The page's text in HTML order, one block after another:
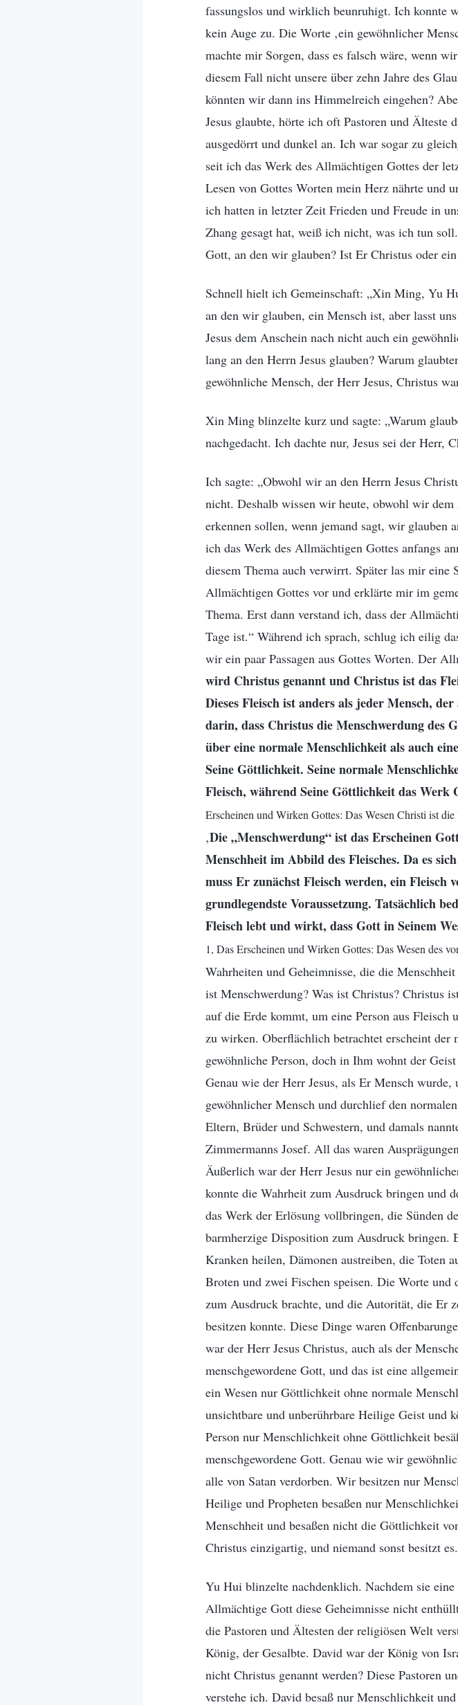
fassungslos und wirklich beunruhigt. Ich konnte
kein Auge zu. Die Worte ‚ein gewöhnlicher
machte mir Sorgen, dass es falsch wäre, wenn
diesem Fall nicht unsere über zehn Jahre des
könnten wir dann ins Himmelreich eingehen?
Jesus glaubte, hörte ich oft Pastoren und
ausgedörrt und dunkel an. Ich war sogar zu
seit ich das Werk des Allmächtigen Gottes der
Lesen von Gottes Worten mein Herz nährte
ich hatten in letzter Zeit Frieden und Freude in
Zhang gesagt hat, weiß ich nicht, was ich tun
Gott, an den wir glauben? Ist Er Christus oder
Schnell hielt ich Gemeinschaft: „Xin Ming, Yu
an den wir glauben, ein Mensch ist, aber lasst
Jesus dem Anschein nach nicht auch ein
lang an den Herrn Jesus glauben? Warum
gewöhnliche Mensch, der Herr Jesus, Christus
Xin Ming blinzelte kurz und sagte: „Warum
nachgedacht. Ich dachte nur, Jesus sei der Herr,
Ich sagte: „Obwohl wir an den Herrn Jesus
nicht. Deshalb wissen wir heute, obwohl wir
erkennen sollen, wenn jemand sagt, wir glauben
ich das Werk des Allmächtigen Gottes anfangs
diesem Thema auch verwirrt. Später las mir eine
Allmächtigen Gottes vor und erklärte mir im
Thema. Erst dann verstand ich, dass der
Tage ist.“ Während ich sprach, schlug ich eilig
wir ein paar Passagen aus Gottes Worten. Der
wird Christus genannt und Christus ist das
Dieses Fleisch ist anders als jeder Mensch,
darin, dass Christus die Menschwerdung des
über eine normale Menschlichkeit als auch
Seine Göttlichkeit. Seine normale
Fleisch, während Seine Göttlichkeit das Werk
Erscheinen und Wirken Gottes: Das Wesen Christi ist
‚Die „Menschwerdung“ ist das Erscheinen
Menschheit im Abbild des Fleisches. Da es
muss Er zunächst Fleisch werden, ein
grundlegendste Voraussetzung. Tatsächlich
Fleisch lebt und wirkt, dass Gott in Seinem
1, Das Erscheinen und Wirken Gottes: Das Wesen des
Wahrheiten und Geheimnisse, die die
ist Menschwerdung? Was ist Christus? Christus
auf die Erde kommt, um eine Person aus
zu wirken. Oberflächlich betrachtet erscheint der
gewöhnliche Person, doch in Ihm wohnt der
Genau wie der Herr Jesus, als Er Mensch
gewöhnlicher Mensch und durchlief den
Eltern, Brüder und Schwestern, und damals
Zimmermanns Josef. All das waren
Äußerlich war der Herr Jesus nur ein
konnte die Wahrheit zum Ausdruck bringen und
das Werk der Erlösung vollbringen, die Sünden
barmherzige Disposition zum Ausdruck
Kranken heilen, Dämonen austreiben, die Toten
Broten und zwei Fischen speisen. Die Worte
zum Ausdruck brachte, und die Autorität, die Er
besitzen konnte. Diese Dinge waren
war der Herr Jesus Christus, auch als der
menschgewordene Gott, und das ist eine
ein Wesen nur Göttlichkeit ohne normale
unsichtbare und unberührbare Heilige Geist und
Person nur Menschlichkeit ohne Göttlichkeit
menschgewordene Gott. Genau wie wir
alle von Satan verdorben. Wir besitzen nur
Heilige und Propheten besaßen nur
Menschheit und besaßen nicht die Göttlichkeit
Christus einzigartig, und niemand sonst besitzt
Yu Hui blinzelte nachdenklich. Nachdem sie
Allmächtige Gott diese Geheimnisse nicht
die Pastoren und Ältesten der religiösen Welt
König, der Gesalbte. David war der König von
nicht Christus genannt werden? Diese Pastoren
verstehe ich. David besaß nur Menschlichkeit